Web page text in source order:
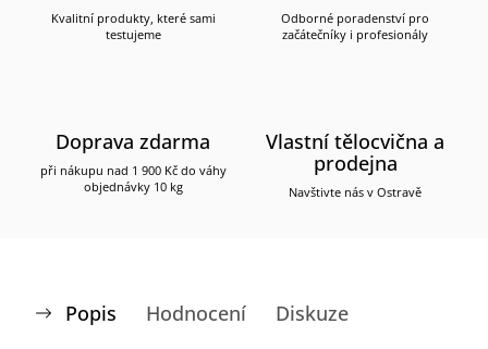
Kvalitní produkty, které sami
testujeme
Odborné poradenství pro
začátečníky i profesionály
Doprava zdarma
při nákupu nad 1 900 Kč do váhy
objednávky 10 kg
Vlastní tělocvična a
prodejna
Navštivte nás v Ostravě
Popis Hodnocení Diskuze